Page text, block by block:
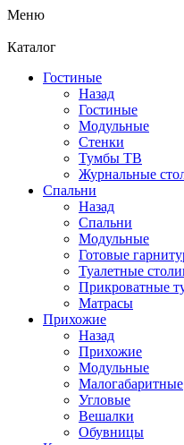
Меню
Каталог
Гостиные
Назад
Гостиные
Модульные
Стенки
Тумбы ТВ
Журнальные
Спальни
Назад
Спальни
Модульные
Готовые
Туалетные
Прикроватные
Матрасы
Прихожие
Назад
Прихожие
Модульные
Малогабаритные
Угловые
Вешалки
Обувницы